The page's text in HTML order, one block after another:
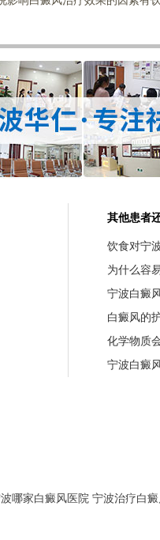
其他患者
饮食对宁
为什么容
宁波白癜
白癜风的
化学物质
宁波白癜
哪家白癜风医院 宁波治疗白